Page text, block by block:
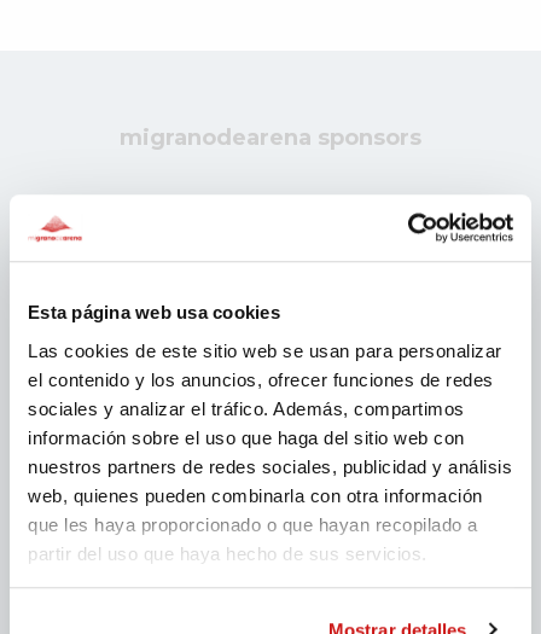
Esta página web usa cookies
Las cookies de este sitio web se usan para personalizar
el contenido y los anuncios, ofrecer funciones de redes
sociales y analizar el tráfico. Además, compartimos
información sobre el uso que haga del sitio web con
nuestros partners de redes sociales, publicidad y análisis
web, quienes pueden combinarla con otra información
que les haya proporcionado o que hayan recopilado a
partir del uso que haya hecho de sus servicios.
Mostrar detalles
migranodearena sponsors